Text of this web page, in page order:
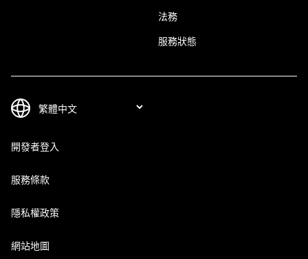
法務
服務狀態
開發者登入
服務條款
隱私權政策
網站地圖